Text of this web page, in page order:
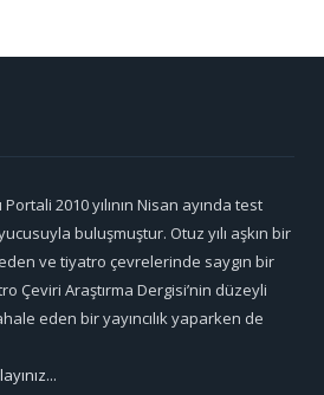
2010 yılının Nisan ayında test
buluşmuştur. Otuz yılı aşkın bir
ve tiyatro çevrelerinde saygın bir
Çeviri Araştırma Dergisi’nin düzeyli
eden bir yayıncılık yaparken de